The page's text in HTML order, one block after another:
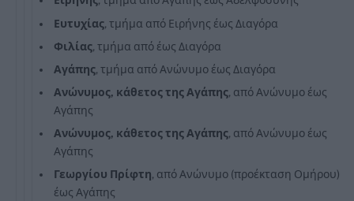
Ευτυχίας, τμήμα από Ειρήνης έως Διαγόρα
Φιλίας, τμήμα από έως Διαγόρα
Αγάπης, τμήμα από Ανώνυμο έως Διαγόρα
Ανώνυμος, κάθετος της Αγάπης, από Ανώνυμο έως
Αγάπης
Ανώνυμος, κάθετος της Αγάπης, από Ανώνυμο έως
Αγάπης
Γεωργίου Πρίφτη, από Ανώνυμο (προέκταση Ομήρου)
έως Αγάπης